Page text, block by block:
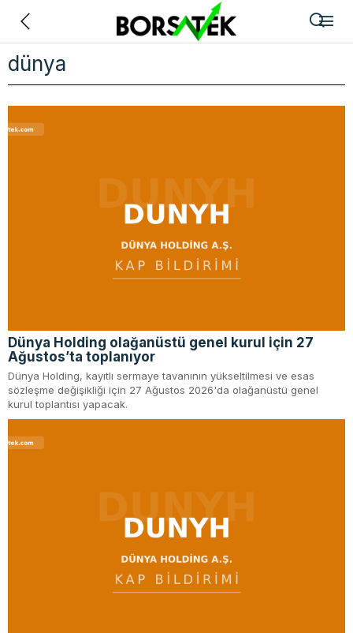
dünya
Dünya Holding olağanüstü genel kurul için 27
Ağustos’ta toplanıyor
Dünya Holding, kayıtlı sermaye tavanının yükseltilmesi ve esas
sözleşme değişikliği için 27 Ağustos 2026'da olağanüstü genel
kurul toplantısı yapacak.